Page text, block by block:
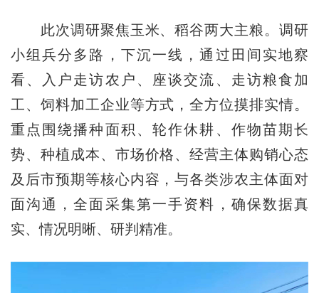
此次调研聚焦玉米、稻谷两大主粮。调研
小组兵分多路，下沉一线，通过田间实地察
看、入户走访农户、座谈交流、走访粮食加
工、饲料加工企业等方式，全方位摸排实情。
重点围绕播种面积、轮作休耕、作物苗期长
势、种植成本、市场价格、经营主体购销心态
及后市预期等核心内容，与各类涉农主体面对
面沟通，全面采集第一手资料，确保数据真
实、情况明晰、研判精准。